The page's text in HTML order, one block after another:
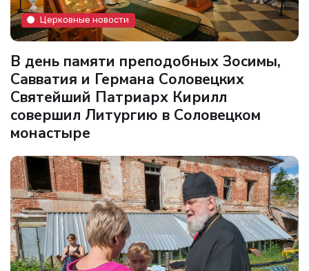
Церковные новости
В день памяти преподобных Зосимы,
Савватия и Германа Соловецких
Святейший Патриарх Кирилл
совершил Литургию в Соловецком
монастыре